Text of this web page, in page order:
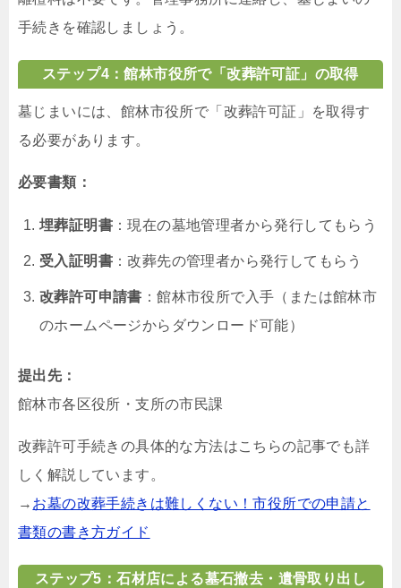
手続きを確認しましょう。
ステップ4：館林市役所で「改葬許可証」の取得
墓じまいには、館林市役所で「改葬許可証」を取得す
る必要があります。
必要書類：
埋葬証明書 ：現在の墓地管理者から発行してもらう
受入証明書 ：改葬先の管理者から発行してもらう
改葬許可申請書 ：館林市役所で入手（または館林市
のホームページからダウンロード可能）
提出先：
館林市各区役所・支所の市民課
改葬許可手続きの具体的な方法はこちらの記事でも詳
しく解説しています。
→ お墓の改葬手続きは難しくない！市役所での申請と
書類の書き方ガイド
ステップ5：石材店による墓石撤去・遺骨取り出し